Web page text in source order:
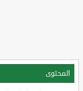
المحتوى